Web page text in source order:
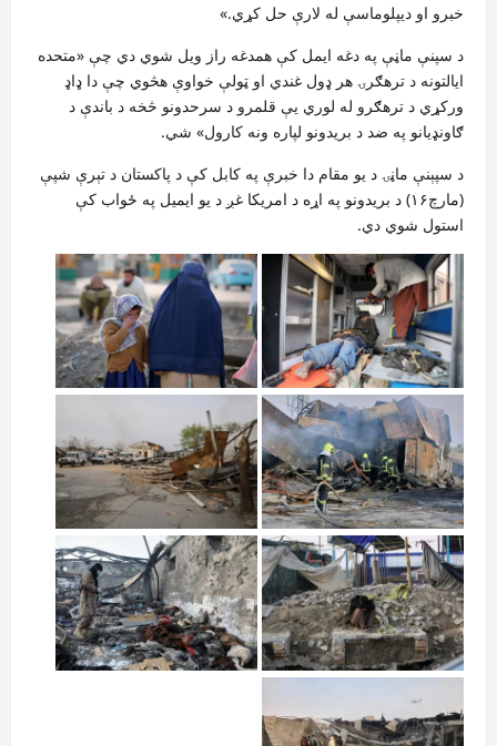
خبرو او دیپلوماسې له لارې حل کړي.»
د سپنې ماڼې په دغه ایمل کې همدغه راز ویل شوي دي چې «متحده
ایالتونه د ترهګرۍ هر ډول غندي او ټولې خواوې هڅوي چې دا ډاډ
ورکړي د ترهګرو له لوري یې قلمرو د سرحدونو څخه د باندې د
ګاونډیانو په ضد د بریدونو لپاره ونه کارول» شي.
د سپېنې ماڼۍ د یو مقام دا خبرې په کابل کې د پاکستان د تېرې شپې
(مارچ۱۶) د بریدونو په اړه د امریکا غږ د یو ایمیل په ځواب کې
استول شوي دي.